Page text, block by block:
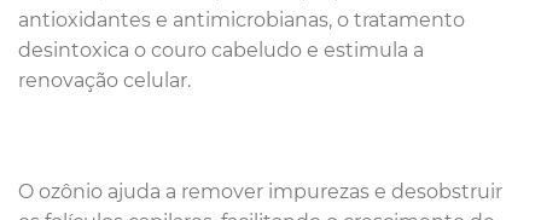
antioxidantes e antimicrobianas, o tratamento
desintoxica o couro cabeludo e estimula a
renovação celular.
O ozônio ajuda a remover impurezas e desobstruir